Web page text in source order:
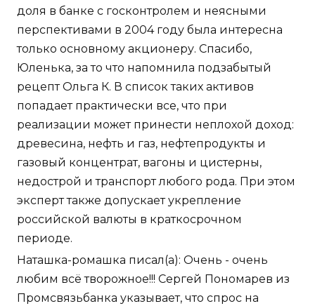
доля в банке с госконтролем и неясными
перспективами в 2004 году была интересна
только основному акционеру. Спасибо,
Юленька, за то что напомнила подзабытый
рецепт Ольга К. В список таких активов
попадает практически все, что при
реализации может принести неплохой доход:
древесина, нефть и газ, нефтепродукты и
газовый концентрат, вагоны и цистерны,
недострой и транспорт любого рода. При этом
эксперт также допускает укрепление
российской валюты в краткосрочном
периоде.
Наташка-ромашка писал(а): Очень - очень
любим всё творожное!!! Сергей Пономарев из
Промсвязьбанка указывает, что спрос на